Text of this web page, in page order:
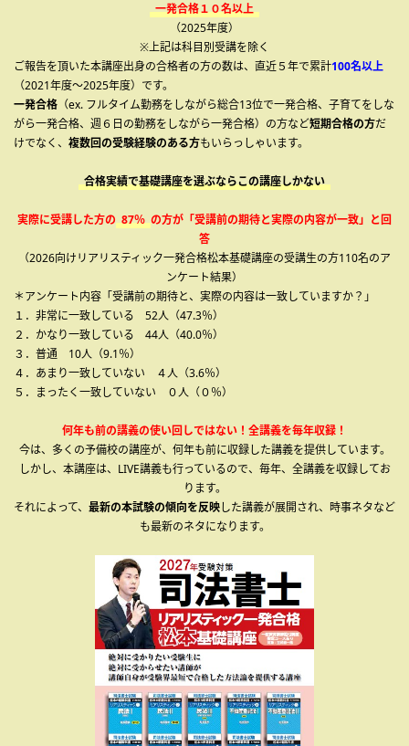
一発合格１０名以上
（2025年度）
※上記は科目別受講を除く
ご報告を頂いた本講座出身の合格者の方の数は、直近５年で累計100名以上
（2021年度～2025年度）です。
一発合格 （ex. フルタイム勤務をしながら総合13位で一発合格、子育てをしな
がら一発合格、週６日の勤務をしながら一発合格）の方など短期合格の方だ
けでなく、 複数回の受験経験のある方もいらっしゃいます。
合格実績で基礎講座を選ぶならこの講座しかない
実際に受講した方の 87％ の方が「受講前の期待と実際の内容が一致」と回
答
（2026向けリアリスティック一発合格松本基礎講座の受講生の方110名のア
ンケート結果）
＊アンケート内容「受講前の期待と、実際の内容は一致していますか？」
１．非常に一致している 52人（47.3％）
２．かなり一致している 44人（40.0％）
３．普通 10人（9.1％）
４．あまり一致していない ４人（3.6％）
５．まったく一致していない ０人（０％）
何年も前の講義の使い回しではない！全講義を毎年収録！
今は、多くの予備校の講座が、何年も前に収録した講義を提供しています。
しかし、本講座は、LIVE講義も行っているので、毎年、全講義を収録してお
ります。
それによって、 最新の本試験の傾向を反映した講義が展開され、時事ネタなど
も最新のネタになります。